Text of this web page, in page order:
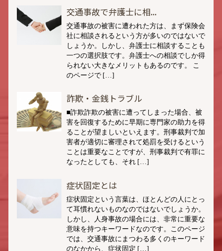
交通事故で弁護士に相...
交通事故の被害に遭われた方は、まず保険会
社に相談されるという方が多いのではないで
しょうか。しかし、弁護士に相談することも
一つの選択肢です。弁護士への相談でしか得
られない大きなメリットもあるのです。 こ
のページで […]
詐欺・金銭トラブル
■詐欺詐欺の被害に遭ってしまった場合、被
害を回復するために早期に専門家の助力を得
ることが望ましいといえます。刑事裁判で加
害者が適切に審理されて処罰を受けるという
ことは重要なことですが、刑事裁判で有罪に
なったとしても、それ […]
症状固定とは
症状固定という言葉は、ほとんどの人にとっ
て耳慣れないものなのではないでしょうか。
しかし、人身事故の場合には、非常に重要な
意味を持つキーワードなのです。このページ
では、交通事故にまつわる多くのキーワード
のなかから、症状固定 […]